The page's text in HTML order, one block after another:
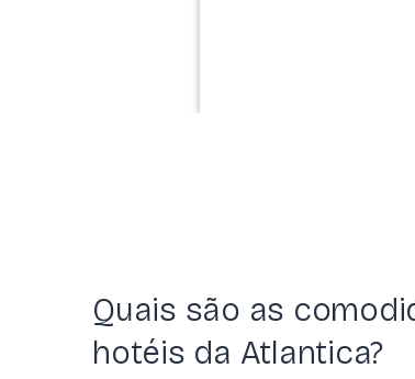
Quais são as
hotéis da Atlantica?